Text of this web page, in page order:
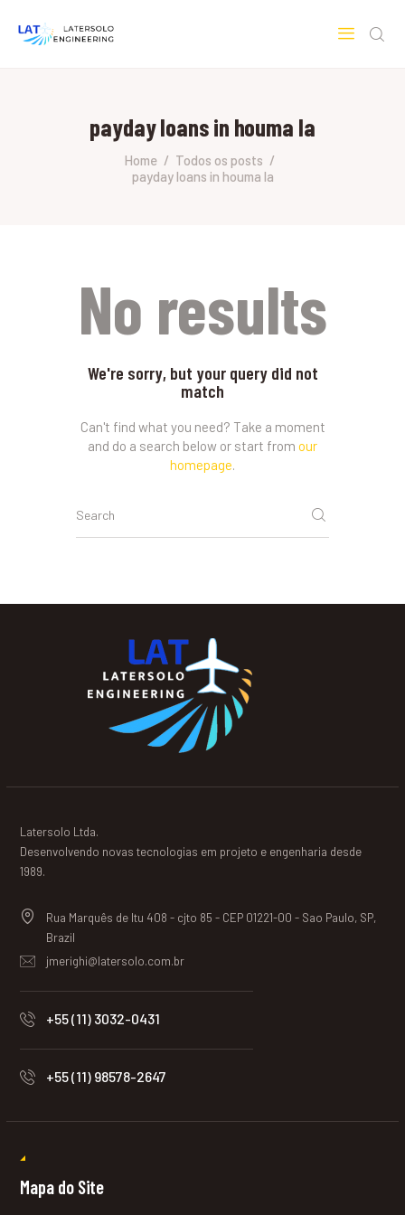
payday loans in houma la
Home
Todos os posts
payday loans in houma la
HOME
SOBRE A LATERSOLO
ENGINEERING
No results
We're sorry, but your query did not
match
Can't find what you need? Take a moment
and do a search below or start from our
homepage.
Latersolo Ltda.
Desenvolvendo novas tecnologias em projeto e engenharia desde
1989.
Rua Marquês de Itu 408 - cjto 85 - CEP 01221-00 - Sao Paulo, SP,
Brazil
jmerighi@latersolo.com.br
+55 (11) 3032-0431
+55 (11) 98578-2647
Mapa do Site